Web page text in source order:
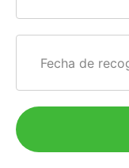
Fecha de